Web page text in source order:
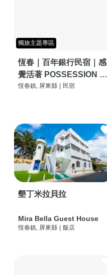
獨旅主題專區
恆春｜百年銀行民宿｜感
覺活著 POSSESSION |
背包客棧 | 恆春必住特色
恆春鎮, 屏東縣 民宿
墾丁米拉貝拉
Mira Bella Guest House
恆春鎮, 屏東縣 飯店